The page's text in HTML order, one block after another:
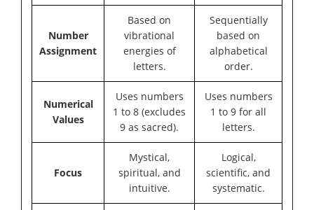
Number
Assignment
Based on
vibrational
energies of
letters.
Sequentially
based on
alphabetical
order.
Numerical
Values
Uses numbers
1 to 8 (excludes
9 as sacred).
Uses numbers
1 to 9 for all
letters.
Focus
Mystical,
spiritual, and
intuitive.
Logical,
scientific, and
systematic.